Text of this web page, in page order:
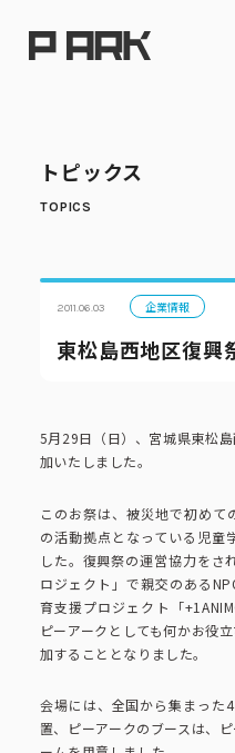
店舗情報
エリアから探す
埼玉エリア
ピーアークで楽しむ トップ
パチンコ・スロット
企業情報
会社概要
トピックス
2011.06.03 企業情報
東松島西地区復興
5月29日（日）、宮城県東松
加いたしました。
このお祭は、被災地で初め
の活動拠点となっている児童
した。復興祭の運営協力をさ
ロジェクト」で親交のある
育支援プロジェクト「
ピーアークとしても何かお役
加することとなりました。
会場には、全国から集まった
置、ピーアークのブースは、